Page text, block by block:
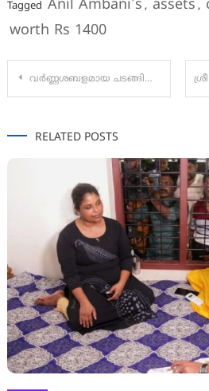
Tagged Anil Ambani's , assets ,
worth Rs 1400
Post
വർണ്ണശബളമായ ചടങ്ങിലൂടെസമ്മർ ഇൻ ബെത് ലഹേം റീ-റിലീസ്ട്രയിലർ പ്രകാശനം ചെയ്തു.
RELATED POSTS